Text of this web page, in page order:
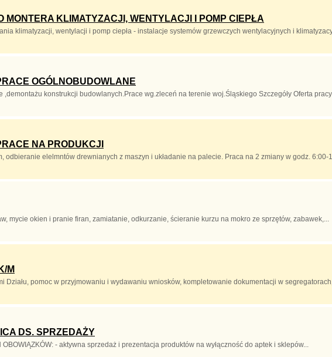
MONTERA KLIMATYZACJI, WENTYLACJI I POMP CIEPŁA
klimatyzacji, wentylacji i pomp ciepła - instalacje systemów grzewczych wentylacyjnych i
OGÓLNOBUDOWLANE
konstrukcji budowlanych.Prace wg.zleceń na terenie woj.Śląskiego Szczegóły Oferta pracy
NA PRODUKCJI
elelmntów drewnianych z maszyn i układanie na palecie. Praca na 2 zmiany w godz. 6:00-
mycie okien i pranie firan, zamiatanie, odkurzanie, ścieranie kurzu na mokro ze sprzętów, zabawek,...
M
Działu, pomoc w przyjmowaniu i wydawaniu wniosków, kompletowanie dokumentacji w
DS. SPRZEDAŻY
- aktywna sprzedaż i prezentacja produktów na wyłączność do aptek i sklepów...